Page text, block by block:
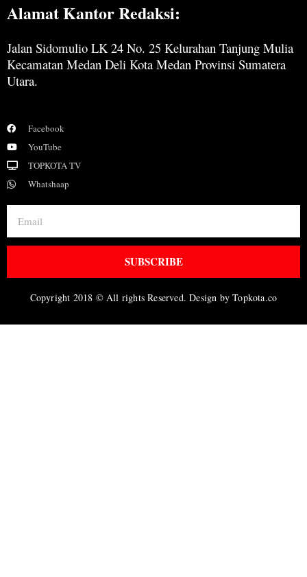
Alamat Kantor Redaksi:
Jalan Sidomulio LK 24 No. 25 Kelurahan Tanjung Mulia
Kecamatan Medan Deli Kota Medan Provinsi Sumatera
Utara.
Facebook
YouTube
TOPKOTA TV
Whatshaap
SUBSCRIBE
Copyright 2018 © All rights Reserved. Design by Topkota.co